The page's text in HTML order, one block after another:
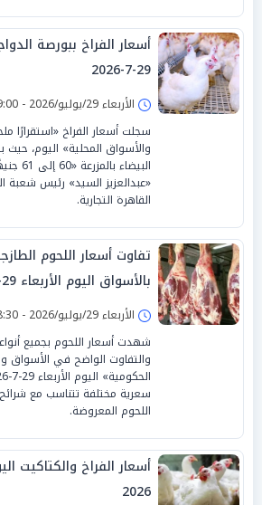
أسعار الفراخ ببورصة
29-7-2026
الأربعاء 29/يوليو/2026 - 09:00 ص
سجلت أسعار الفراخ «استقرارًا
والأسواق المحلية» اليوم، حيث
«عبدالعزيز السيد» رئيس شعبة
القاهرة التجارية.
تفاوت أسعار اللحوم
بالأسواق اليوم الأربعاء 29-7-2026
الأربعاء 29/يوليو/2026 - 08:30 ص
شهدت أسعار اللحوم بجميع
والتفاوت الواضح في الأسواق
سعرية مختلفة تتناسب مع
اللحوم المعروضة.
2026